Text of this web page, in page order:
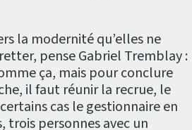
la modernité qu’elles ne
pense Gabriel Tremblay :
ça, mais pour conclure
il faut réunir la recrue, le
cas le gestionnaire en
trois personnes avec un